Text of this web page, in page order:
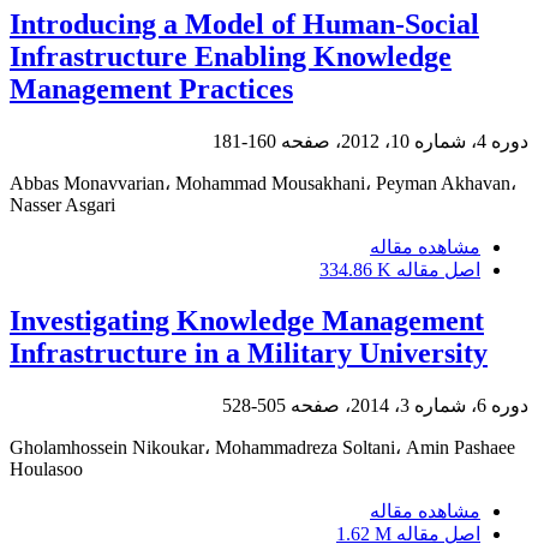
Introducing a Model of Human-Social
Infrastructure Enabling Knowledge
Management Practices
دوره 4، شماره 10، 2012، صفحه 160-181
Abbas Monavvarian، Mohammad Mousakhani، Peyman Akhavan،
Nasser Asgari
مشاهده مقاله
اصل مقاله 334.86 K
Investigating Knowledge Management
Infrastructure in a Military University
دوره 6، شماره 3، 2014، صفحه 505-528
Gholamhossein Nikoukar، Mohammadreza Soltani، Amin Pashaee
Houlasoo
مشاهده مقاله
اصل مقاله 1.62 M